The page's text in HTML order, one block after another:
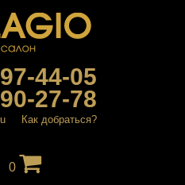
44-05
27-78
Как добраться?
0